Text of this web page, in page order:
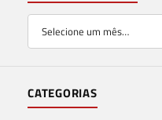
CATEGORIAS